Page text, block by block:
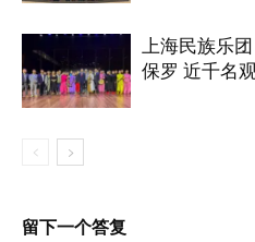
上海民族乐
保罗 近千名
留下一个答复